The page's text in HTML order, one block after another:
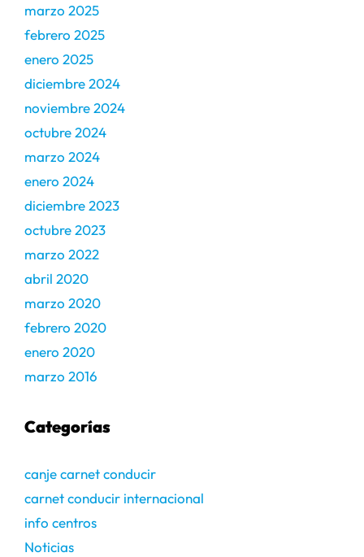
marzo 2025
febrero 2025
enero 2025
diciembre 2024
noviembre 2024
octubre 2024
marzo 2024
enero 2024
diciembre 2023
octubre 2023
marzo 2022
abril 2020
marzo 2020
febrero 2020
enero 2020
marzo 2016
Categorías
canje carnet conducir
carnet conducir internacional
info centros
Noticias